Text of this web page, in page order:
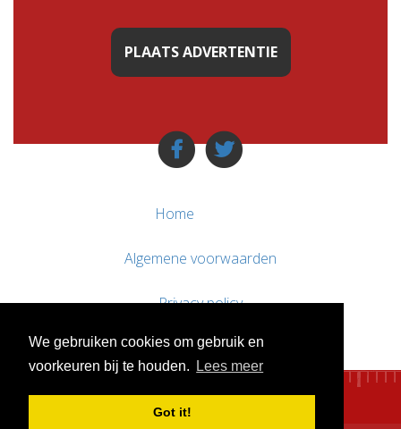
We gebruiken cookies om gebruik en
voorkeuren bij te houden.
Lees meer
Got it!
PLAATS ADVERTENTIE
Home
Algemene voorwaarden
Privacy policy
Contact / Support